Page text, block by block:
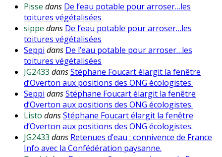
Pisse dans De l’eau potable pour arroser…les
toitures végétalisées
sippe dans De l’eau potable pour arroser…les
toitures végétalisées
Seppi dans De l’eau potable pour arroser…les
toitures végétalisées
JG2433 dansStéphane Foucart élargit la fenêtre
d’Overton aux positions des ONG écologistes.
Seppi dansStéphane Foucart élargit la fenêtre
d’Overton aux positions des ONG écologistes.
Listo dansStéphane Foucart élargit la fenêtre
d’Overton aux positions des ONG écologistes.
JG2433 dans Retenues d’eau : connivence de France
Info avec la Confédération paysanne.